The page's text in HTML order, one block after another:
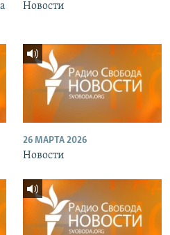
Новости
26 МАРТА 2026
Новости